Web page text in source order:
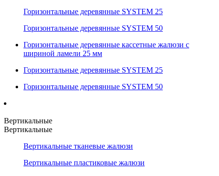
Горизонтальные деревянные SYSTEM 25
Горизонтальные деревянные SYSTEM 50
Горизонтальные деревянные кассетные жалюзи с
шириной ламели 25 мм
Горизонтальные деревянные SYSTEM 25
Горизонтальные деревянные SYSTEM 50
Вертикальные
Вертикальные
Вертикальные тканевые жалюзи
Вертикальные пластиковые жалюзи